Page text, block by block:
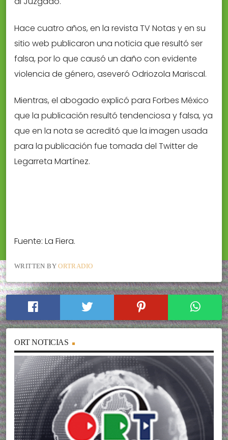
Hace cuatro años, en la revista TV Notas y en su
sitio web publicaron una noticia que resultó ser
falsa, por lo que causó un daño con evidente
violencia de género, aseveró Odriozola Mariscal.
Mientras, el abogado explicó para Forbes México
que la publicación resultó tendenciosa y falsa, ya
que en la nota se acreditó que la imagen usada
para la publicación fue tomada del Twitter de
Legarreta Martínez.
Fuente: La Fiera.
WRITTEN BYORTRADIO
ORT NOTICIAS